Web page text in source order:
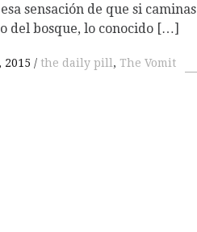
sensación de que si caminas
del bosque, lo conocido […]
2015 the daily pill , The Vomit